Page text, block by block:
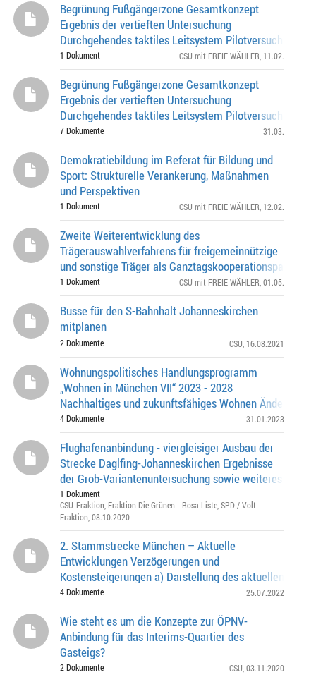
Begrünung Fußgängerzone Gesamtkonzept
Ergebnis der vertieften Untersuchung
Durchgehendes taktiles Leitsystem Pilotversuch
„Unterflurabfallbehälter in der Sendlinger Straße“ im 1.
Stadtbezirk Alts
1 Dokument CSU mit FREIE WÄHLER , 11.02.
Begrünung Fußgängerzone Gesamtkonzept
Ergebnis der vertieften Untersuchung
Durchgehendes taktiles Leitsystem Pilotversuch
„Unterflurabfallbehälter in der Sendlinger Straße“ im 1.
Stadtbez
7 Dokumente 31.03.
Demokratiebildung im Referat für Bildung und
Sport: Strukturelle Verankerung, Maßnahmen
und Perspektiven
1 Dokument CSU mit FREIE WÄHLER , 12.02.
Zweite Weiterentwicklung des
Trägerauswahlverfahrens für freigemeinnützige
und sonstige Träger als
Rahmen der Kooperativen Ganztagsbildung an
Grunds
1 Dokument CSU mit FREIE WÄHLER , 01.05.
Busse für den S-Bahnhalt Johanneskirchen
mitplanen
2 Dokumente CSU , 16.08.2021
Wohnungspolitisches Handlungsprogramm
„Wohnen in München VII“ 2023 - 2028
Nachhaltiges und zukunftsfähiges Wohnen Änderung
Mehrjahresinvestitionsprogramms2023 - 2028;
4 Dokumente 31.01.2023
Flughafenanbindung - viergleisiger Ausbau der
Strecke Daglfing-Johanneskirchen Ergebnisse
der Grob-Variantenuntersuchung sowie weiteres
Vergabeermächtigung für eine Begleitung der Fei
1 Dokument
CSU-Fraktion Fraktion Die Grünen - Rosa Liste SPD / Volt -
Fraktion , 08.10.2020
2. Stammstrecke München – Aktuelle
Entwicklungen Verzögerungen und
Kostensteigerungen a) Darstellung des aktuellen
hinsichtlich Verzögerungen und Kostensteigerungen b)
Forderun
4 Dokumente 25.07.2022
Wie steht es um die Konzepte zur ÖPNV-
Anbindung für das Interims-Quartier des
Gasteigs?
2 Dokumente CSU , 03.11.2020